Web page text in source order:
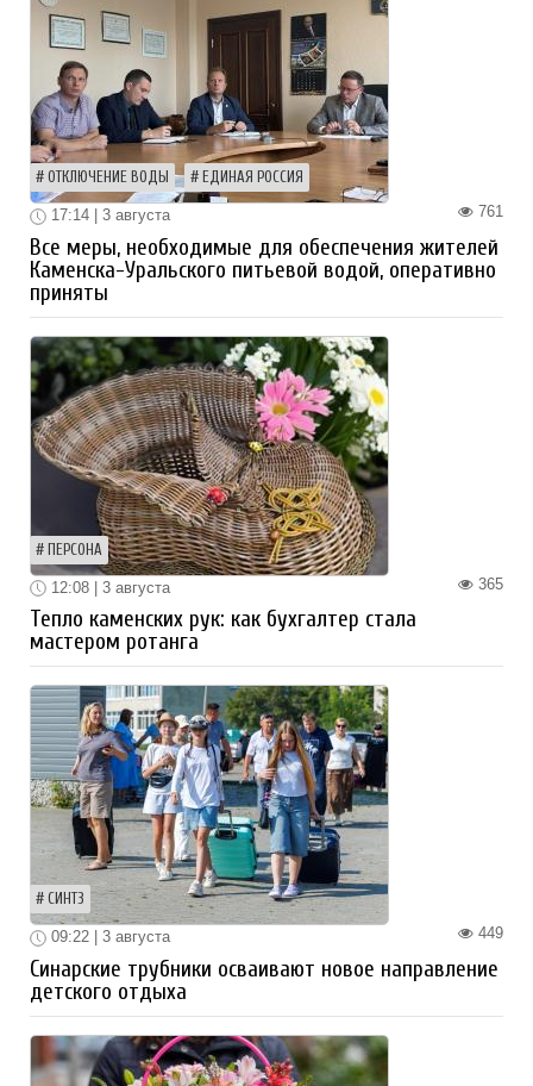
ОТКЛЮЧЕНИЕ ВОДЫ ЕДИНАЯ РОССИЯ
761
17:14 | 3 августа
Все меры, необходимые для обеспечения жителей
Каменска-Уральского питьевой водой, оперативно
приняты
ПЕРСОНА
365
12:08 | 3 августа
Тепло каменских рук: как бухгалтер стала
мастером ротанга
СИНТЗ
449
09:22 | 3 августа
Синарские трубники осваивают новое направление
детского отдыха